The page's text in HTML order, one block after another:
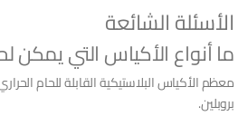
الأسئلة الشائعة
ما أنواع الأكياس التي يمكن
معظم الأكياس البلاستيكية القابلة للحام
بروبلين.